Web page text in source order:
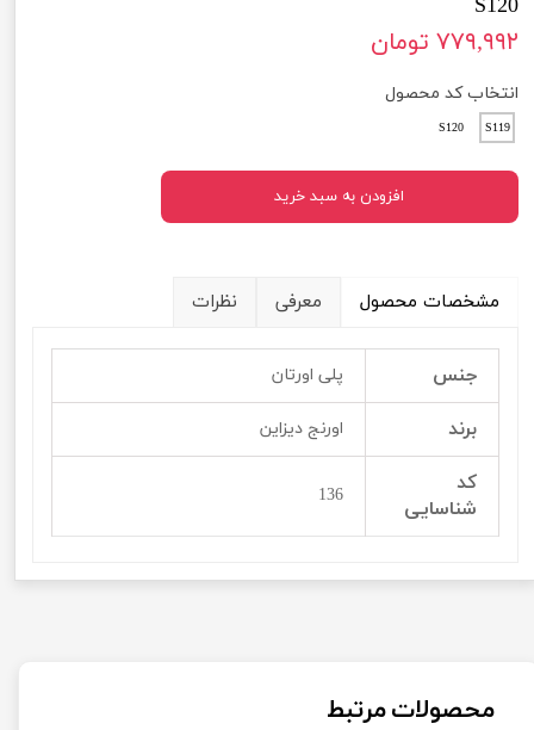
S120
۷۷۹,۹۹۲ تومان
انتخاب کد محصول
S119
S120
افزودن به سبد خرید
مشخصات محصول معرفی نظرات
جنس پلی اورتان
برند اورنج دیزاین
کد
شناسایی
136
محصولات مرتبط